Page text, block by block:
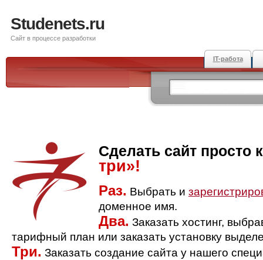
Studenets.ru
Сайт в процессе разработки
IT-работа
Сделать сайт просто
три»!
Раз. Выбрать и
доменное имя.
Два. Заказать хостинг,
тарифный план или заказать установку
Три. Заказать создание сайта у нашего